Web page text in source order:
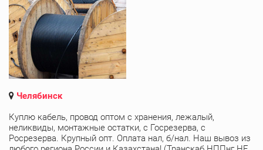
Челябинск
Куплю кабель, провод оптом с хранения, лежалый,
неликвиды, монтажные остатки, с Госрезерва, с
Росрезерва. Крупный опт. Оплата нал, б/нал. Наш вывоз из